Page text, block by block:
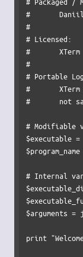
#	Daniil Kulchenko (www.portools.com)
#
# Licensed:
#	XTerm - MIT/X, Portable Code - GPL.
#
# Portable
#	XTerm does not have any non-standard runtime dependencies, and does
#	not save any config files anywhere. Therefore, none.
# Modifiable
$executable
# Internal
$arguments =
print